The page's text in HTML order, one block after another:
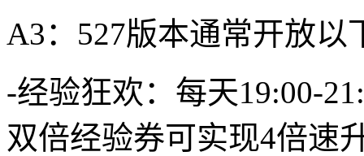
A3：527版本通常开放以
-经验狂欢：每天19:00-
双倍经验券可实现4倍速